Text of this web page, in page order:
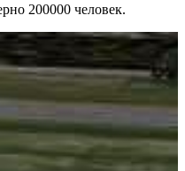
200000 человек.